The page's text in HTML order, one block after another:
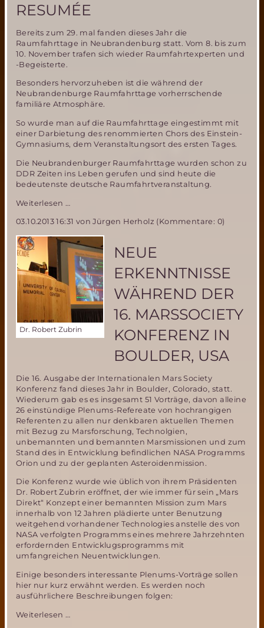
RESUMÉE
Bereits zum 29. mal fanden dieses Jahr die
Raumfahrttage in Neubrandenburg statt. Vom 8. bis zum
10. November trafen sich wieder Raumfahrtexperten und
-Begeisterte.
Besonders hervorzuheben ist die während der
Neubrandenburge Raumfahrttage vorherrschende
familiäre Atmosphäre.
So wurde man auf die Raumfahrttage eingestimmt mit
einer Darbietung des renommierten Chors des Einstein-
Gymnasiums, dem Veranstaltungsort des ersten Tages.
Die Neubrandenburger Raumfahrttage wurden schon zu
DDR Zeiten ins Leben gerufen und sind heute die
bedeutenste deutsche Raumfahrtveranstaltung.
Weiterlesen …
Raumfahrt
in
Neubrandenburg-
Resumée
03.10.2013 16:31 von Jürgen Herholz (Kommentare: 0)
Dr. Robert Zubrin
NEUE
ERKENNTNISSE
WÄHREND DER
16. MARSSOCIETY
KONFERENZ IN
BOULDER, USA
Die 16. Ausgabe der Internationalen Mars Society
Konferenz fand dieses Jahr in Boulder, Colorado, statt.
Wiederum gab es es insgesamt 51 Vorträge, davon alleine
26 einstündige Plenums-Refereate von hochrangigen
Referenten zu allen nur denkbaren aktuellen Themen
mit Bezug zu Marsforschung, Technolgien,
unbemannten und bemannten Marsmissionen und zum
Stand des in Entwicklung befindlichen NASA Programms
Orion und zu der geplanten Asteroidenmission.
Die Konferenz wurde wie üblich von ihrem Präsidenten
Dr. Robert Zubrin eröffnet, der wie immer für sein „Mars
Direkt“ Konzept einer bemannten Mission zum Mars
innerhalb von 12 Jahren plädierte unter Benutzung
weitgehend vorhandener Technologies anstelle des von
NASA verfolgten Programms eines mehrere Jahrzehnten
erfordernden Entwicklugsprogramms mit
umfangreichen Neuentwicklungen.
Einige besonders interessante Plenums-Vorträge sollen
hier nur kurz erwähnt werden. Es werden noch
ausführlichere Beschreibungen folgen:
Weiterlesen …